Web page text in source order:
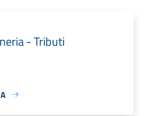
- Tributi